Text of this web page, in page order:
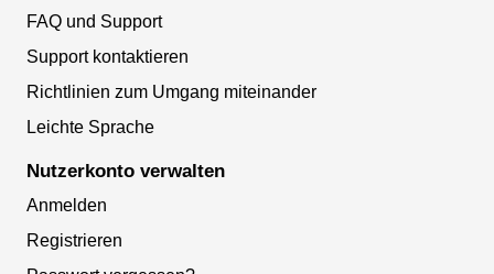
FAQ und Support
Support kontaktieren
Richtlinien zum Umgang miteinander
Leichte Sprache
Nutzerkonto verwalten
Anmelden
Registrieren